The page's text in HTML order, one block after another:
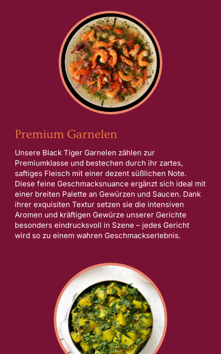
Premium Garnelen
Unsere Black Tiger Garnelen zählen zur
Premiumklasse und bestechen durch ihr zartes,
saftiges Fleisch mit einer dezent süßlichen Note.
Diese feine Geschmacksnuance ergänzt sich ideal mit
einer breiten Palette an Gewürzen und Saucen. Dank
ihrer exquisiten Textur setzen sie die intensiven
Aromen und kräftigen Gewürze unserer Gerichte
besonders eindrucksvoll in Szene – jedes Gericht
wird so zu einem wahren Geschmackserlebnis.